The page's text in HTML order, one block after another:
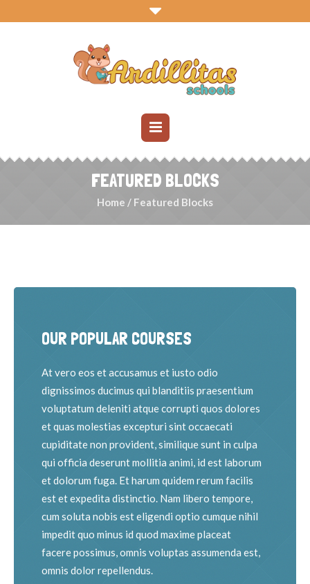
FEATURED BLOCKS
Home / Featured Blocks
OUR POPULAR COURSES
At vero eos et accusamus et iusto odio
dignissimos ducimus qui blanditiis praesentium
voluptatum deleniti atque corrupti quos dolores
et quas molestias excepturi sint occaecati
cupiditate non provident, similique sunt in culpa
qui officia deserunt mollitia animi, id est laborum
et dolorum fuga. Et harum quidem rerum facilis
est et expedita distinctio. Nam libero tempore,
cum soluta nobis est eligendi optio cumque nihil
impedit quo minus id quod maxime placeat
facere possimus, omnis voluptas assumenda est,
omnis dolor repellendus.